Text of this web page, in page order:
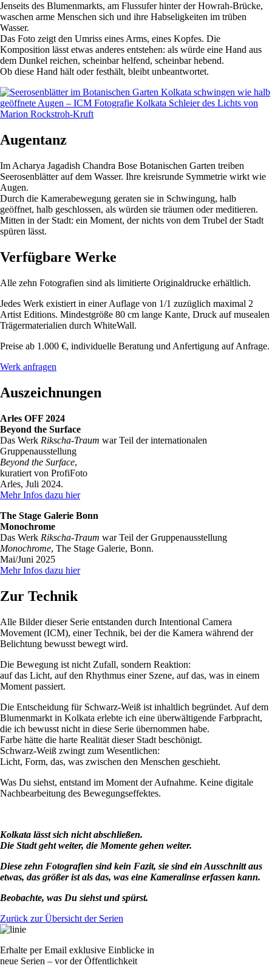
Jenseits des Blumenmarkts, am Flussufer hinter der Howrah-Brücke,
waschen arme Menschen sich und ihre Habseligkeiten im trüben
Wasser.
Das Foto zeigt den Umriss eines Arms, eines Kopfes. Die
Komposition lässt etwas anderes entstehen: als würde eine Hand aus
dem Dunkel reichen, scheinbar helfend, scheinbar hebend.
Ob diese Hand hält oder festhält, bleibt unbeantwortet.
Augentanz
Im Acharya Jagadish Chandra Bose Botanischen Garten treiben
Seerosenblätter auf dem Wasser. Ihre kreisrunde Symmetrie wirkt wie
Augen.
Durch die Kamerabewegung geraten sie in Schwingung, halb
geöffnet, halb geschlossen, als würden sie träumen oder meditieren.
Mitten in der Stadt: ein Moment, der nichts von dem Trubel der Stadt
spüren lässt.
Verfügbare Werke
Alle zehn Fotografien sind als limitierte Originaldrucke erhältlich.
Jedes Werk existiert in einer Auflage von 1/1 zuzüglich maximal 2
Artist Editions. Mindestgröße 80 cm lange Kante, Druck auf musealen
Trägermaterialien durch WhiteWall.
Preise ab 1.000 €, individuelle Beratung und Anfertigung auf Anfrage.
Werk anfragen
Auszeichnungen
Arles OFF 2024
Beyond the Surface
Das Werk Rikscha-Traum war Teil der internationalen
Gruppenausstellung
Beyond the Surface,
kuratiert von ProfiFoto
Arles, Juli 2024.
Mehr Infos dazu hier
The Stage Galerie Bonn
Monochrome
Das Werk Rikscha-Traum war Teil der Gruppenausstellung
Monochrome, The Stage Galerie, Bonn.
Mai/Juni 2025
Mehr Infos dazu hier
Zur Technik
Alle Bilder dieser Serie entstanden durch Intentional Camera
Movement (ICM), einer Technik, bei der die Kamera während der
Belichtung bewusst bewegt wird.
Die Bewegung ist nicht Zufall, sondern Reaktion:
auf das Licht, auf den Rhythmus einer Szene, auf das, was in einem
Moment passiert.
Die Entscheidung für Schwarz-Weiß ist inhaltlich begründet. Auf dem
Blumenmarkt in Kolkata erlebte ich eine überwältigende Farbpracht,
die ich bewusst nicht in diese Serie übernommen habe.
Farbe hätte die harte Realität dieser Stadt beschönigt.
Schwarz-Weiß zwingt zum Wesentlichen:
Licht, Form, das, was zwischen den Menschen geschieht.
Was Du siehst, entstand im Moment der Aufnahme. Keine digitale
Nachbearbeitung des Bewegungseffektes.
Kolkata lässt sich nicht abschließen.
Die Stadt geht weiter, die Momente gehen weiter.
Diese zehn Fotografien sind kein Fazit, sie sind ein Ausschnitt aus
etwas, das größer ist als das, was eine Kameralinse erfassen kann.
Beobachte, was Du siehst und spürst.
Zurück zur Übersicht der Serien
Erhalte per Email exklusive Einblicke in
neue Serien – vor der Öffentlichkeit